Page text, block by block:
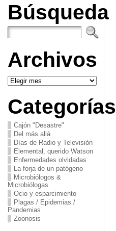
Búsqueda
Archivos
Archivos
Categorías
Cajón "Desastre"
Del más allá
Días de Radio y Televisión
Elemental, querido Watson
Enfermedades olvidadas
La forja de un patógeno
Microbiólogos &
Microbiólogas
Ocio y esparcimiento
Plagas / Epidemias /
Pandemias
Zoonosis